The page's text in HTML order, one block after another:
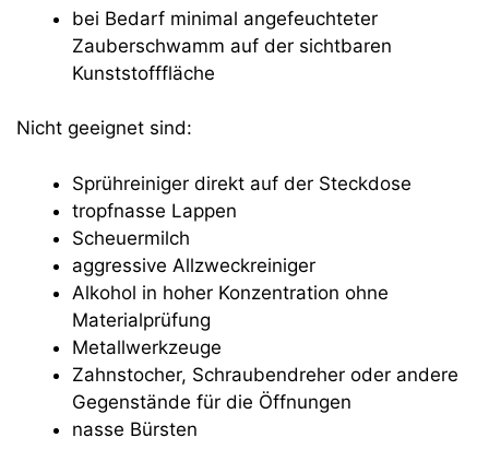
bei Bedarf minimal angefeuchteter
Zauberschwamm auf der sichtbaren
Kunststofffläche
Nicht geeignet sind:
Sprühreiniger direkt auf der Steckdose
tropfnasse Lappen
Scheuermilch
aggressive Allzweckreiniger
Alkohol in hoher Konzentration ohne
Materialprüfung
Metallwerkzeuge
Zahnstocher, Schraubendreher oder andere
Gegenstände für die Öffnungen
nasse Bürsten